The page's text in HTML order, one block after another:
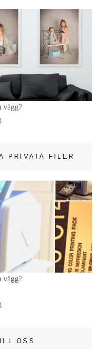
vägg?
PRIVATA FILER
vägg?
OSS